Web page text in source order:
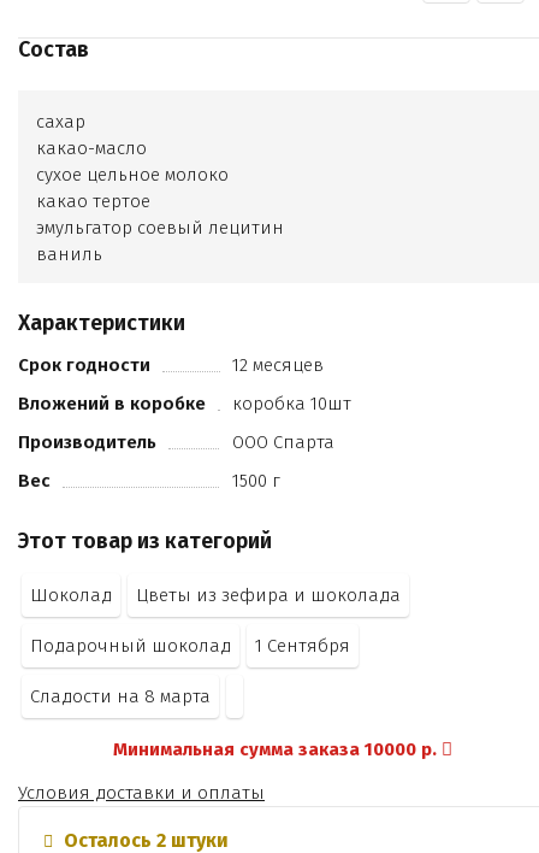
Состав
сахар
какао-масло
сухое цельное молоко
какао тертое
эмульгатор соевый лецитин
ваниль
Характеристики
Срок годности
12 месяцев
Вложений в коробке
коробка 10шт
Производитель
ООО Спарта
Вес
1500 г
Этот товар из категорий
Шоколад Цветы из зефира и шоколада
Подарочный шоколад 1 Сентября
Сладости на 8 марта
Минимальная сумма заказа 10000 р.
Условия доставки и оплаты
Осталось 2 штуки